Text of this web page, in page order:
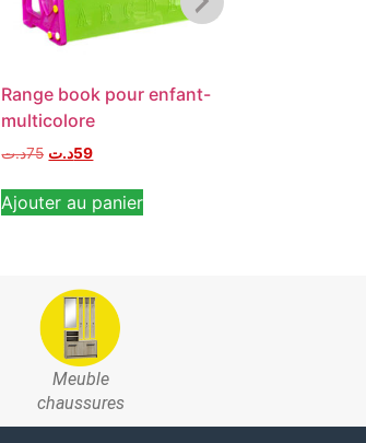
Range book pour enfant-
multicolore
75د.ت 59د.ت
Ajouter au panier
Meuble
chaussures